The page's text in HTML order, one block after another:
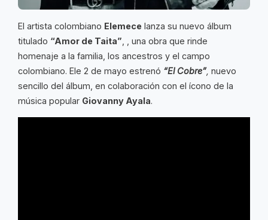
El artista colombiano Elemece lanza su nuevo álbum
titulado “Amor de Taita” , , una obra que rinde
homenaje a la familia, los ancestros y el campo
colombiano. Ele 2 de mayo estrenó “El Cobre”, nuevo
sencillo del álbum, en colaboración con el ícono de la
música popular Giovanny Ayala.